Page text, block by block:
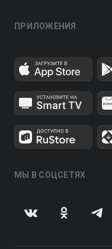
ПРИЛОЖЕНИЯ
МЫ В СОЦСЕТЯХ